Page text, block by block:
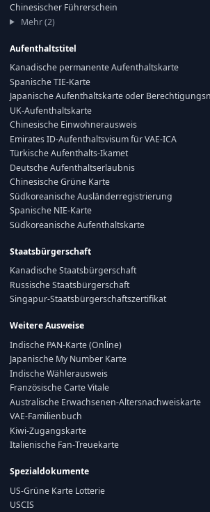
Chinesischer Führerschein
Mehr (2)
Aufenthaltstitel
Kanadische permanente Aufenthaltskarte
Spanische TIE-Karte
Japanische Aufenthaltskarte oder
UK-Aufenthaltskarte
Chinesische Einwohnerausweis
Emirates ID-Aufenthaltsvisum für VAE-ICA
Türkische Aufenthalts-Ikamet
Deutsche Aufenthaltserlaubnis
Chinesische Grüne Karte
Südkoreanische Ausländerregistrierung
Spanische NIE-Karte
Südkoreanische Aufenthaltskarte
Staatsbürgerschaft
Kanadische Staatsbürgerschaft
Russische Staatsbürgerschaft
Singapur-Staatsbürgerschaftszertifikat
Weitere Ausweise
Indische PAN-Karte (Online)
Japanische My Number Karte
Indische Wählerausweis
Französische Carte Vitale
Australische Erwachsenen-Altersnachweiskarte
VAE-Familienbuch
Kiwi-Zugangskarte
Italienische Fan-Treuekarte
Spezialdokumente
US-Grüne Karte Lotterie
USCIS